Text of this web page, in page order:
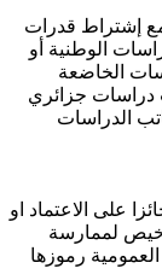
إشتراط قدرات
الدراسات الوطنية أو
الخاضعة
دراسات جزائري
الدراسات
على الاعتماد او
لممارسة
رموزها